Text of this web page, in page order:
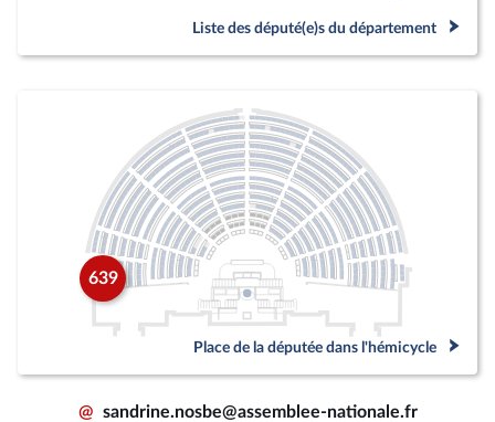
Liste des député(e)s du département
639
Place de la députée dans l'hémicycle
@ sandrine.nosbe@assemblee-nationale.fr